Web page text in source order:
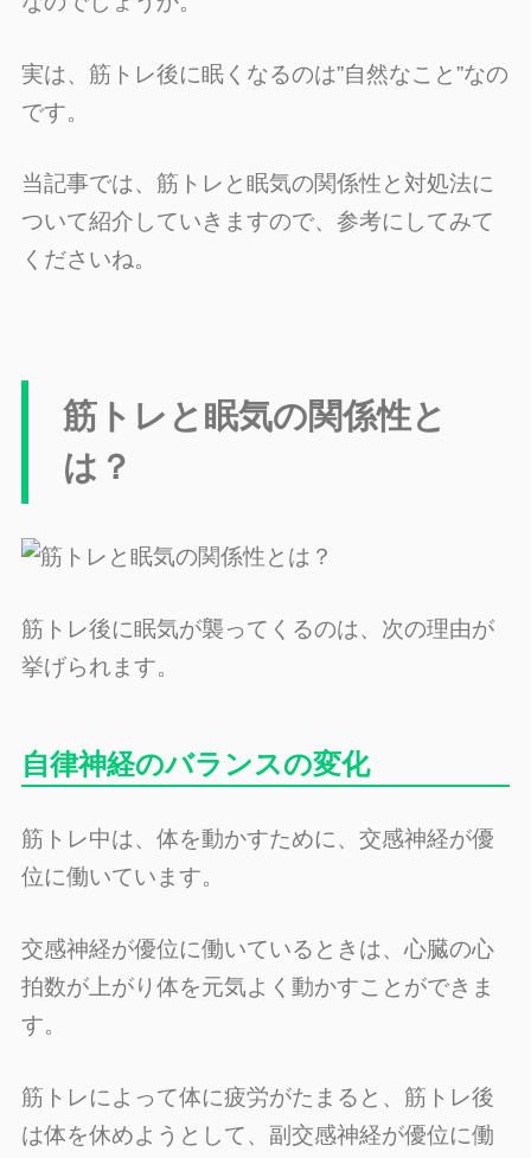
実は、筋トレ後に眠くなるのは”自然なこと”なの
です。
当記事では、筋トレと眠気の関係性と対処法に
ついて紹介していきますので、参考にしてみて
くださいね。
筋トレと眠気の関係性と
は？
筋トレ後に眠気が襲ってくるのは、次の理由が
挙げられます。
自律神経のバランスの変化
筋トレ中は、体を動かすために、交感神経が優
位に働いています。
交感神経が優位に働いているときは、心臓の心
拍数が上がり体を元気よく動かすことができま
す。
筋トレによって体に疲労がたまると、筋トレ後
は体を休めようとして、副交感神経が優位に働